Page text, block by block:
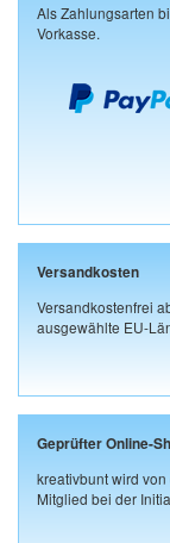
Als Zahlungsarten
Vorkasse.
Versandkosten
Versandkostenfrei
ausgewählte EU-
Geprüfter Online-
kreativbunt wird
Mitglied bei der